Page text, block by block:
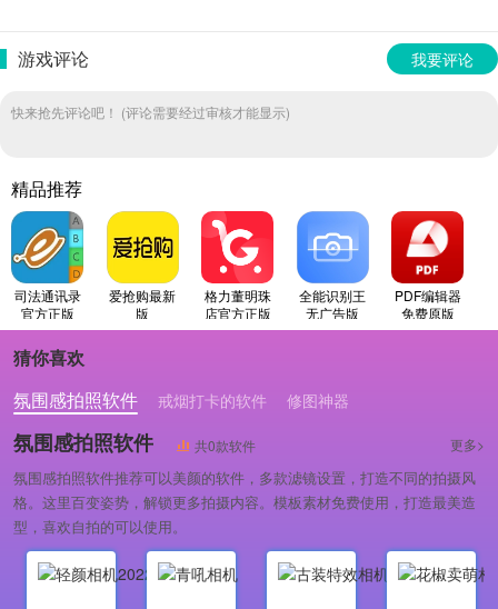
游戏评论 我要评论
快来抢先评论吧！ (评论需要经过审核才能显示)
精品推荐
司法通讯录
官方正版
爱抢购最新
版
格力董明珠
店官方正版
全能识别王
无广告版
PDF编辑器
免费原版
猜你喜欢
氛围感拍照软件
戒烟打卡的软件 修图神器
氛围感拍照软件 共0款软件 更多>
氛围感拍照软件推荐可以美颜的软件，多款滤镜设置，打造不同的拍摄风
格。这里百变姿势，解锁更多拍摄内容。模板素材免费使用，打造最美造
型，喜欢自拍的可以使用。